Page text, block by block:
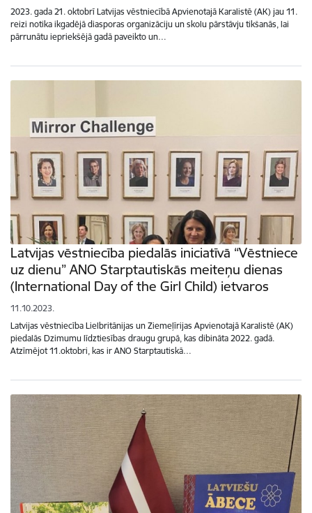
2023. gada 21. oktobrī Latvijas vēstniecībā Apvienotajā Karalistē (AK) jau 11.
reizi notika ikgadējā diasporas organizāciju un skolu pārstāvju tikšanās, lai
pārrunātu iepriekšējā gadā paveikto un…
Latvijas vēstniecība piedalās iniciatīvā “Vēstniece
uz dienu” ANO Starptautiskās meiteņu dienas
(International Day of the Girl Child) ietvaros
11.10.2023.
Latvijas vēstniecība Lielbritānijas un Ziemeļīrijas Apvienotajā Karalistē (AK)
piedalās Dzimumu līdztiesības draugu grupā, kas dibināta 2022. gadā.
Atzīmējot 11.oktobri, kas ir ANO Starptautiskā…